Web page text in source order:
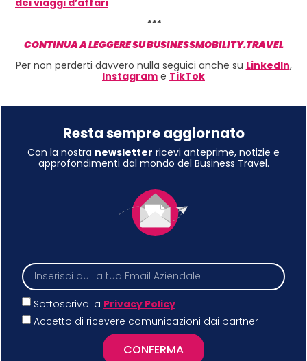
***
CONTINUA A LEGGERE SU BUSINESSMOBILITY.TRAVEL
Per non perderti davvero nulla seguici anche su LinkedIn,
Instagram e TikTok
Resta sempre aggiornato
Con la nostra newsletter ricevi anteprime, notizie e
approfondimenti dal mondo del Business Travel.
Sottoscrivo la Privacy Policy
Accetto di ricevere comunicazioni dai partner
CONFERMA